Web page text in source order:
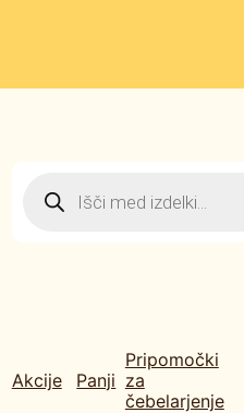
r
c
Akcije Panji
Pripomočki
za
čebelarjenje